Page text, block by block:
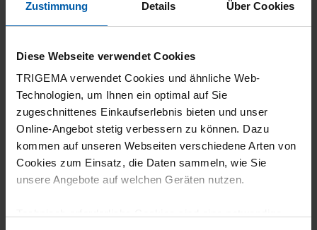
Zustimmung Details Über Cookies
Diese Webseite verwendet Cookies
TRIGEMA verwendet Cookies und ähnliche Web-
Technologien, um Ihnen ein optimal auf Sie
zugeschnittenes Einkaufserlebnis bieten und unser
Online-Angebot stetig verbessern zu können. Dazu
kommen auf unseren Webseiten verschiedene Arten von
Cookies zum Einsatz, die Daten sammeln, wie Sie
unsere Angebote auf welchen Geräten nutzen.
Angefragte Menge *
Mehrzeiliger Text